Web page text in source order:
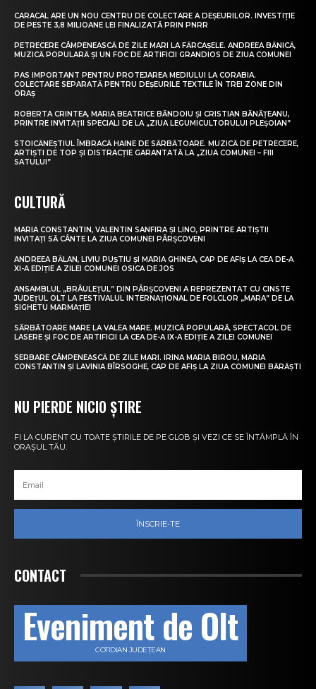
CARACAL ARE UN NOU CENTRU DE COLECTARE A DEȘEURILOR. INVESTIȚIE
DE PESTE 3,8 MILIOANE LEI FINALIZATĂ PRIN PNRR
PETRECERE CÂMPENEASCĂ DE ZILE MARI LA FĂRCAȘELE. ANDREEA BĂNICĂ,
MUZICĂ POPULARĂ ȘI UN FOC DE ARTIFICII GRANDIOS DE ZIUA COMUNEI
PAS IMPORTANT PENTRU PROTEJAREA MEDIULUI LA CORABIA.
COLECTARE SEPARATĂ PENTRU DEȘEURILE TEXTILE ÎN TREI ZONE DIN
ORAȘ
ROBERTA CRINTEA, MARIA BEATRICE BĂNDOIU ȘI CRISTIAN BĂNĂȚEANU,
PRINTRE INVITAȚII SPECIALI DE LA „ZIUA LEGUMICULTORULUI PLEȘOIAN”
STOICĂNEȘTIUL ÎMBRACĂ HAINE DE SĂRBĂTOARE. MUZICĂ DE PETRECERE,
ARTIȘTI DE TOP ȘI DISTRACȚIE GARANTATĂ LA „ZIUA COMUNEI – FIII
SATULUI”
CULTURĂ
MARIA CONSTANTIN, VALENTIN SANFIRA ȘI LINO, PRINTRE ARTIȘTII
INVITAȚI SĂ CÂNTE LA ZIUA COMUNEI PÂRȘCOVENI
ANDREEA BĂLAN, LIVIU PUȘTIU ȘI MARIA GHINEA, CAP DE AFIȘ LA CEA DE-A
XI-A EDIȚIE A ZILEI COMUNEI OSICA DE JOS
ANSAMBLUL „BRÂULEȚUL” DIN PÂRȘCOVENI A REPREZENTAT CU CINSTE
JUDEȚUL OLT LA FESTIVALUL INTERNAȚIONAL DE FOLCLOR „MARA” DE LA
SIGHETU MARMAȚIEI
SĂRBĂTOARE MARE LA VALEA MARE. MUZICĂ POPULARĂ, SPECTACOL DE
LASERE ȘI FOC DE ARTIFICII LA CEA DE-A IX-A EDIȚIE A ZILEI COMUNEI
SERBARE CÂMPENEASCĂ DE ZILE MARI. IRINA MARIA BIROU, MARIA
CONSTANTIN ȘI LAVINIA BÎRSOGHE, CAP DE AFIȘ LA ZIUA COMUNEI BĂRĂȘTI
NU PIERDE NICIO ȘTIRE
FI LA CURENT CU TOATE ȘTIRILE DE PE GLOB ȘI VEZI CE SE ÎNTÂMPLĂ ÎN
ORAȘUL TĂU.
ÎNSCRIE-TE
CONTACT
Eveniment de Olt
COTIDIAN JUDEȚEAN